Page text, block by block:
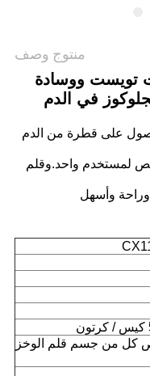
منتوج وصف
تويست ووسادة
في الدم
على قطرة من الدم
لمستخدم واحد.وقلم
وراحة وأسهل
كل من جسم قلم الوخز